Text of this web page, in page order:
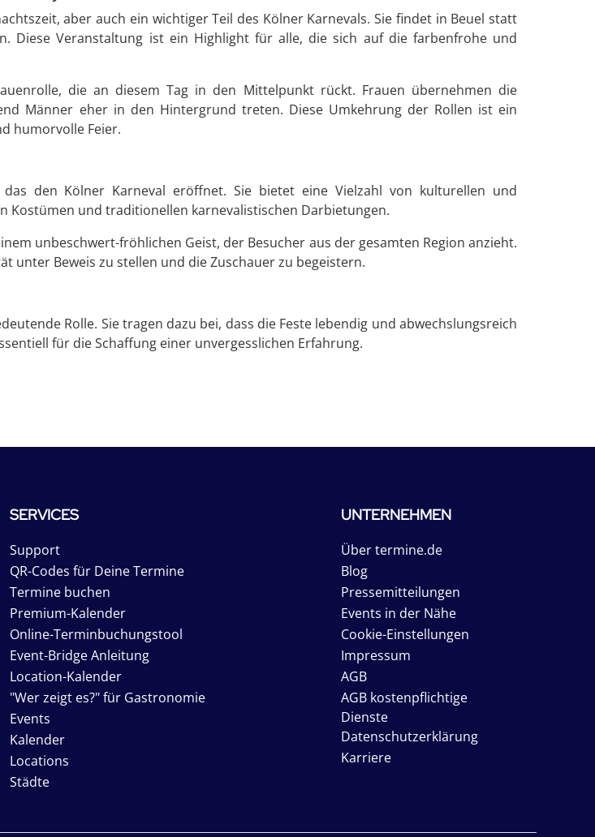
aber auch ein wichtiger Teil des Kölner Karnevals. Sie findet in Beuel statt
Diese Veranstaltung ist ein Highlight für alle, die sich auf die farbenfrohe und
die an diesem Tag in den Mittelpunkt rückt. Frauen übernehmen die
Männer eher in den Hintergrund treten. Diese Umkehrung der Rollen ist ein
humorvolle Feier.
den Kölner Karneval eröffnet. Sie bietet eine Vielzahl von kulturellen und
Kostümen und traditionellen karnevalistischen Darbietungen.
unbeschwert-fröhlichen Geist, der Besucher aus der gesamten Region anzieht.
unter Beweis zu stellen und die Zuschauer zu begeistern.
Rolle. Sie tragen dazu bei, dass die Feste lebendig und abwechslungsreich
für die Schaffung einer unvergesslichen Erfahrung.
SERVICES
Support
QR-Codes für Deine Termine
Termine buchen
Premium-Kalender
Online-Terminbuchungstool
Event-Bridge Anleitung
Location-Kalender
"Wer zeigt es?" für Gastronomie
Events
Kalender
Locations
Städte
UNTERNEHMEN
Über termine.de
Blog
Pressemitteilungen
Events in der Nähe
Cookie-Einstellungen
Impressum
AGB
AGB kostenpflichtige
Dienste
Datenschutzerklärung
Karriere